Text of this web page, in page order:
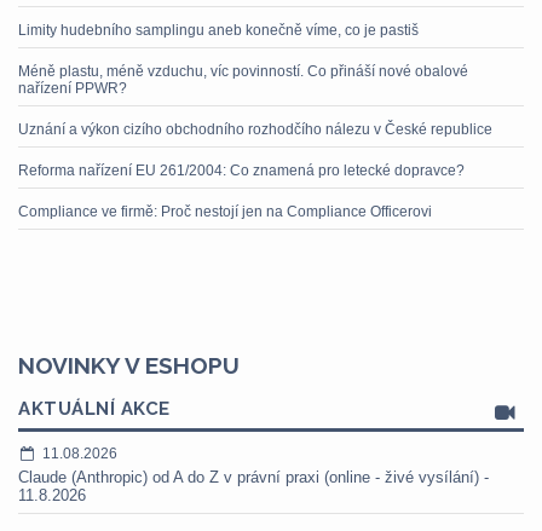
Limity hudebního samplingu aneb konečně víme, co je pastiš
Méně plastu, méně vzduchu, víc povinností. Co přináší nové obalové
nařízení PPWR?
Uznání a výkon cizího obchodního rozhodčího nálezu v České republice
Reforma nařízení EU 261/2004: Co znamená pro letecké dopravce?
Compliance ve firmě: Proč nestojí jen na Compliance Officerovi
NOVINKY V ESHOPU
AKTUÁLNÍ AKCE
11.08.2026
Claude (Anthropic) od A do Z v právní praxi (online - živé vysílání) -
11.8.2026